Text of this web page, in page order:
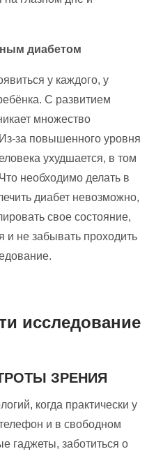
диабетом
у каждого, у
С развитием
множество
за повышенного уровня
ухудшается, в том
необходимо делать в
диабет невозможно,
свое состояние,
и не забывать проходить
исследование
ЗРЕНИЯ
когда практически у
и в свободном
гаджеты, заботиться о